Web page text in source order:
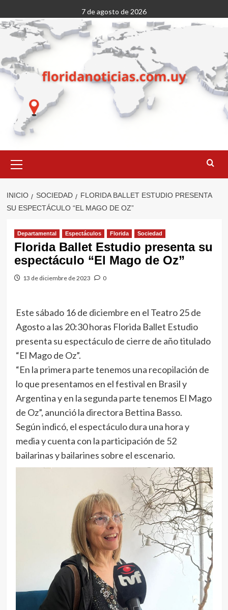
al
contenido
7 de agosto de 2026
primario
INICIO SOCIEDAD
FLORIDA BALLET ESTUDIO PRESENTA
SU ESPECTÁCULO “EL MAGO DE OZ”
Departamental Espectáculos Florida Sociedad
Florida Ballet Estudio presenta su
espectáculo “El Mago de Oz”
13 de diciembre de 2023 0
Este sábado 16 de diciembre en el Teatro 25 de
Agosto a las 20:30 horas Florida Ballet Estudio
presenta su espectáculo de cierre de año titulado
“El Mago de Oz”.
“En la primera parte tenemos una recopilación de
lo que presentamos en el festival en Brasil y
Argentina y en la segunda parte tenemos El Mago
de Oz”, anunció la directora Bettina Basso.
Según indicó, el espectáculo dura una hora y
media y cuenta con la participación de 52
bailarinas y bailarines sobre el escenario.